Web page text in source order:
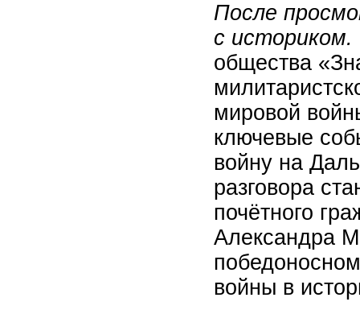
После
с историком.
общества
мировой
ключевые
войну на
разговора
почётного
Александра
войны в